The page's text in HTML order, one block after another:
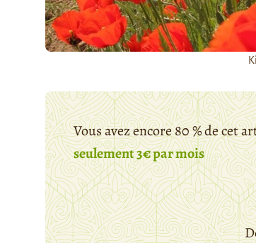
Vous avez encore 80 % de cet
seulement 3€ par mois